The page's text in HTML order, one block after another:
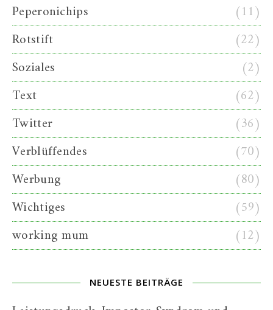
Peperonichips
(11)
Rotstift
(22)
Soziales
(2)
Text
(62)
Twitter
(36)
Verblüffendes
(70)
Werbung
(80)
Wichtiges
(59)
working mum
(12)
NEUESTE BEITRÄGE